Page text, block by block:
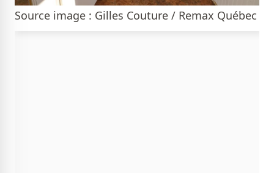
Source image : Gilles Couture / Remax Québec